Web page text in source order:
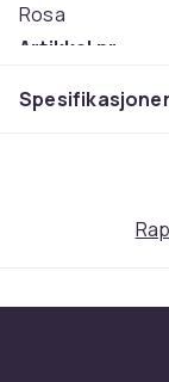
Rosa
Artikkel nr.
Spesifikasjoner